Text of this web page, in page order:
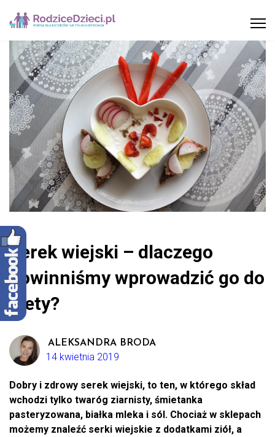
Serek wiejski – dlaczego
powinniśmy wprowadzić go do
diety?
ALEKSANDRA BRODA
14 kwietnia 2019
Dobry i zdrowy serek wiejski, to ten, w którego skład
wchodzi tylko twaróg ziarnisty, śmietanka
pasteryzowana, białka mleka i sól. Chociaż w sklepach
możemy znaleźć serki wiejskie z dodatkami ziół, a